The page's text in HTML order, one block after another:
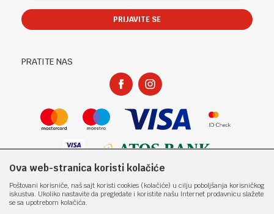
Račun
400965310005
Isporuka
Zamjena veličine i zamjena artikla za drugi
Povraćaj sredstava
PRIJAVITE SE
PRATITE NAS
Nastojimo da budemo što precizniji u opisu proizvoda, prikazu slika i samih
cijena, ali ne možemo garantovati da su sve informacije kompletne i bez
grešaka. Svi artikli prikazani na sajtu su dio naše ponude i ne
Ova web-stranica koristi kolačiće
Poštovani korisniče, naš sajt koristi cookies (kolačiće) u cilju poboljšanja korisničkog
iskustva. Ukoliko nastavite da pregledate i koristite našu Internet prodavnicu slažete
se sa upotrebom kolačića.